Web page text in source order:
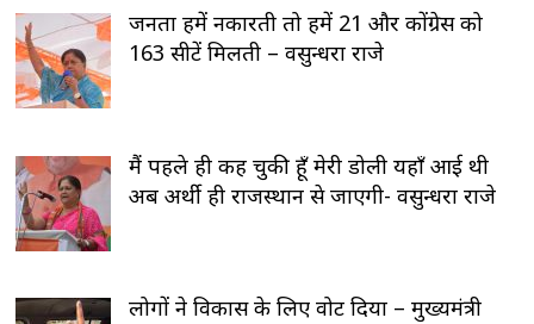
जनता हमें नकारती तो हमें 21 और कोंग्रेस को
163 सीटें मिलती – वसुन्धरा राजे
मैं पहले ही कह चुकी हूँ मेरी डोली यहाँ आई थी
अब अर्थी ही राजस्थान से जाएगी- वसुन्धरा राजे
लोगों ने विकास के लिए वोट दिया – मुख्यमंत्री